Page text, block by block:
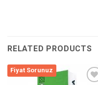
RELATED PRODUCTS
Fiyat Sorunuz